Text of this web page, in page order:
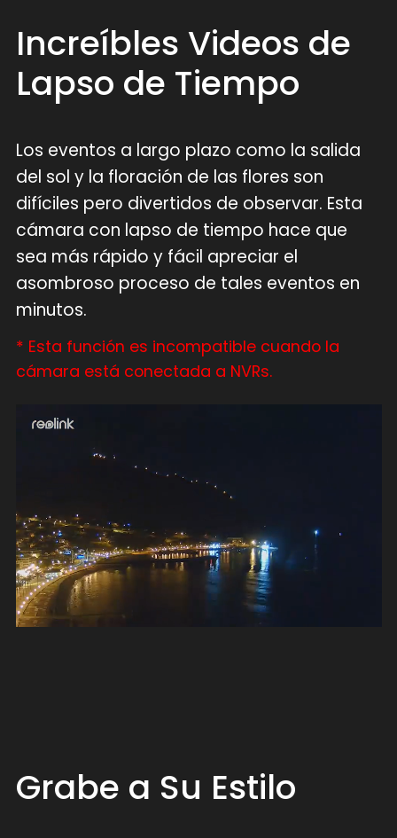
Increíbles Videos de
Lapso de Tiempo
Los eventos a largo plazo como la salida
del sol y la floración de las flores son
difíciles pero divertidos de observar. Esta
cámara con lapso de tiempo hace que
sea más rápido y fácil apreciar el
asombroso proceso de tales eventos en
minutos.
* Esta función es incompatible cuando la
cámara está conectada a NVRs.
Grabe a Su Estilo